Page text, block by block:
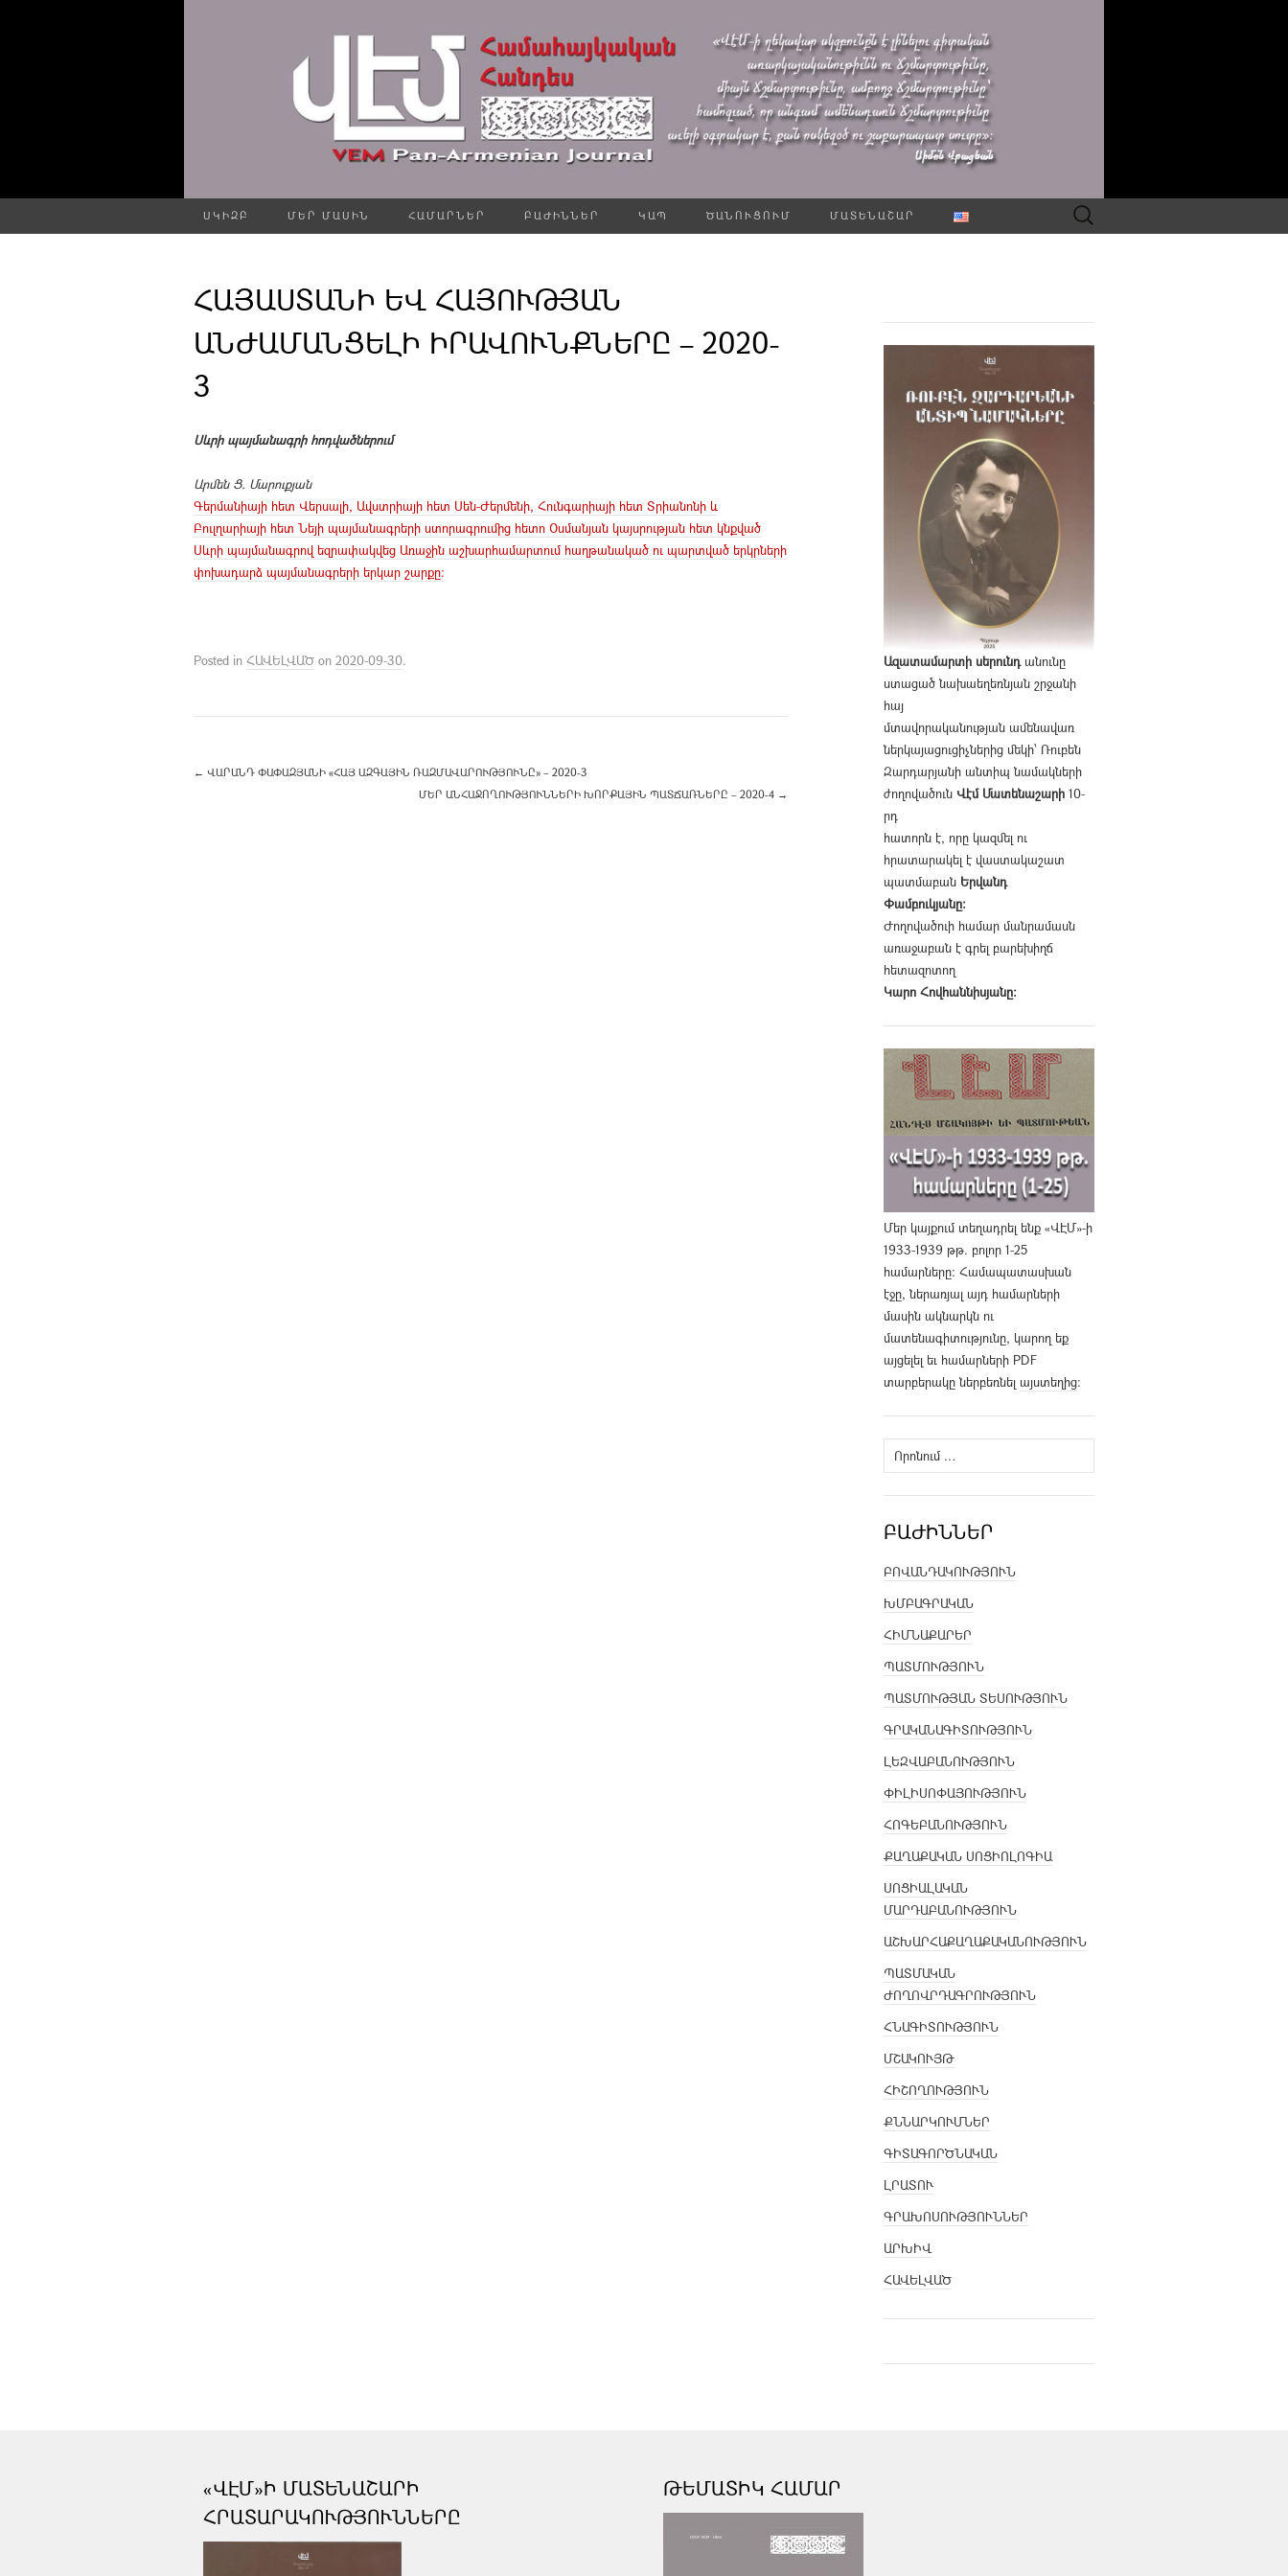
ՍԿԻԶԲ ՄԵՐ ՄԱՍԻՆ ՀԱՄԱՐՆԵՐ ԲԱԺԻՆՆԵՐ ԿԱՊ ԾԱՆՈՒՑՈՒՄ ՄԱՏԵՆԱՇԱՐ Որոնել՝
ՀԱՅԱՍՏԱՆԻ ԵՎ ՀԱՅՈՒԹՅԱՆ
ԱՆԺԱՄԱՆՑԵԼԻ ԻՐԱՎՈՒՆՔՆԵՐԸ – 2020-
3
Սևրի պայմանագրի հոդվածներում
Արմեն Ց. Մարուքյան
Գերմանիայի հետ Վերսալի, Ավստրիայի հետ Սեն-Ժերմենի, Հունգարիայի հետ Տրիանոնի և
Բուլղարիայի հետ Նեյի պայմանագրերի ստորագրումից հետո Օսմանյան կայսրության հետ կնքված
Սևրի պայմանագրով եզրափակվեց Առաջին աշխարհամարտում հաղթանակած ու պարտված երկրների
փոխադարձ պայմանագրերի երկար շարքը:
Posted in ՀԱՎԵԼՎԱԾ on 2020-09-30.
← ՎԱՐԱՆԴ ՓԱՓԱԶՅԱՆԻ «ՀԱՅ ԱԶԳԱՅԻՆ ՌԱԶՄԱՎԱՐՈՒԹՅՈՒՆԸ» – 2020-3
ՄԵՐ ԱՆՀԱՋՈՂՈՒԹՅՈՒՆՆԵՐԻ ԽՈՐՔԱՅԻՆ ՊԱՏՃԱՌՆԵՐԸ – 2020-4 →
Ազատամարտի սերունդանունը
ստացած նախաեղեռնյան շրջանի
հայ
մտավորականության ամենավառ
ներկայացուցիչներից մեկի՝ Ռուբեն
Զարդարյանի անտիպ նամակների
ժողովածուն Վէմ Մատենաշարի 10-
րդ
հատորն է, որը կազմել ու
հրատարակել է վաստակաշատ
պատմաբան Երվանդ
Փամբուկյանը։
Ժողովածուի համար մանրամասն
առաջաբան է գրել բարեխիղճ
հետազոտող
Կարո Հովհաննիսյանը։
Մեր կայքում տեղադրել ենք «ՎԷՄ»-ի
1933-1939 թթ. բոլոր 1-25
համարները։ Համապատասխան
էջը, ներառյալ այդ համարների
մասին ակնարկն ու
մատենագիտությունը, կարող եք
այցելել եւ համարների PDF
տարբերակը ներբեռնել այստեղից։
Որոնել՝
ԲԱԺԻՆՆԵՐ
ԲՈՎԱՆԴԱԿՈՒԹՅՈՒՆ
ԽՄԲԱԳՐԱԿԱՆ
ՀԻՄՆԱՔԱՐԵՐ
ՊԱՏՄՈՒԹՅՈՒՆ
ՊԱՏՄՈՒԹՅԱՆ ՏԵՍՈՒԹՅՈՒՆ
ԳՐԱԿԱՆԱԳԻՏՈՒԹՅՈՒՆ
ԼԵԶՎԱԲԱՆՈՒԹՅՈՒՆ
ՓԻԼԻՍՈՓԱՅՈՒԹՅՈՒՆ
ՀՈԳԵԲԱՆՈՒԹՅՈՒՆ
ՔԱՂԱՔԱԿԱՆ ՍՈՑԻՈԼՈԳԻԱ
ՍՈՑԻԱԼԱԿԱՆ
ՄԱՐԴԱԲԱՆՈՒԹՅՈՒՆ
ԱՇԽԱՐՀԱՔԱՂԱՔԱԿԱՆՈՒԹՅՈՒՆ
ՊԱՏՄԱԿԱՆ
ԺՈՂՈՎՐԴԱԳՐՈՒԹՅՈՒՆ
ՀՆԱԳԻՏՈՒԹՅՈՒՆ
ՄՇԱԿՈՒՅԹ
ՀԻՇՈՂՈՒԹՅՈՒՆ
ՔՆՆԱՐԿՈՒՄՆԵՐ
ԳԻՏԱԳՈՐԾՆԱԿԱՆ
ԼՐԱՏՈՒ
ԳՐԱԽՈՍՈՒԹՅՈՒՆՆԵՐ
ԱՐԽԻՎ
ՀԱՎԵԼՎԱԾ
«ՎԷՄ»Ի ՄԱՏԵՆԱՇԱՐԻ
ՀՐԱՏԱՐԱԿՈՒԹՅՈՒՆՆԵՐԸ
ԹԵՄԱՏԻԿ ՀԱՄԱՐ